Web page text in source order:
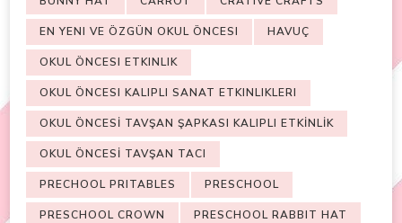
EN YENI VE ÖZGÜN OKUL ÖNCESI HAVUÇ
OKUL ÖNCESI ETKINLIK
OKUL ÖNCESI KALIPLI SANAT ETKINLIKLERI
OKUL ÖNCESİ TAVŞAN ŞAPKASI KALIPLI ETKİNLİK
OKUL ÖNCESİ TAVŞAN TACI
PRECHOOL PRITABLES PRESCHOOL
PRESCHOOL CROWN PRESCHOOL RABBIT HAT